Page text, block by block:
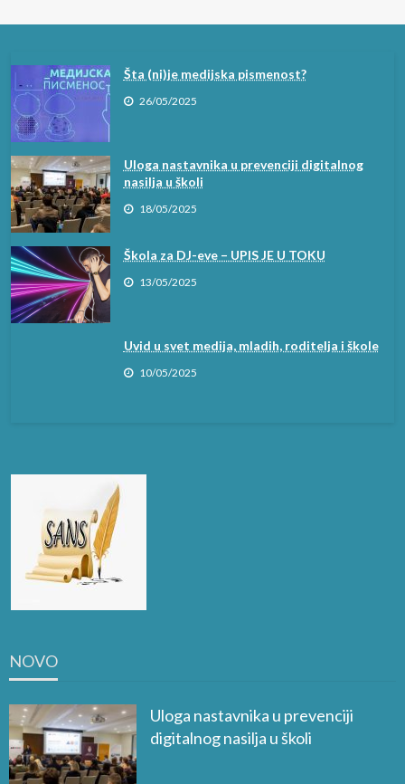
Šta (ni)je medijska pismenost?
26/05/2025
Uloga nastavnika u prevenciji digitalnog
nasilja u školi
18/05/2025
Škola za DJ-eve – UPIS JE U TOKU
13/05/2025
Uvid u svet medija, mladih, roditelja i škole
10/05/2025
NOVO
Uloga nastavnika u prevenciji
digitalnog nasilja u školi